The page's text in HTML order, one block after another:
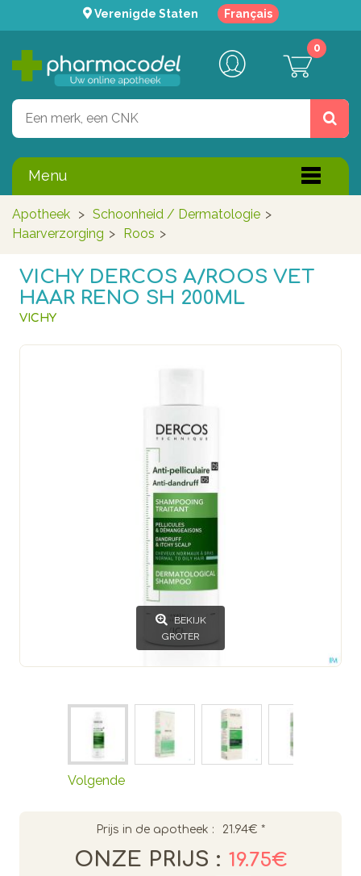
Verenigde Staten Français
0
Menu
Apotheek > Schoonheid / Dermatologie >
Haarverzorging > Roos >
VICHY DERCOS A/ROOS VET
HAAR RENO SH 200ML
VICHY
BEKIJK
GROTER
Volgende
Prijs in de apotheek : 21.94€ *
ONZE PRIJS : 19.75€